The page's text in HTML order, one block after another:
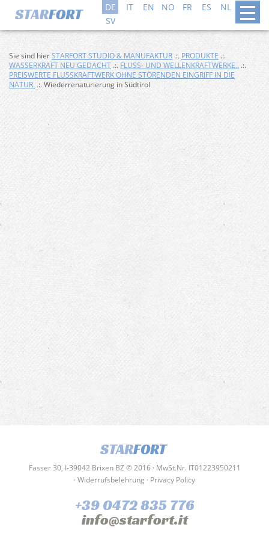
DE IT EN NO FR ES NL
DA
SV
Sie sind hierSTARFORT STUDIO & MANUFAKTUR .:. PRODUKTE .:.
WASSERKRAFT NEU GEDACHT .:. FLUSS- UND WELLENKRAFTWERKE.. .:.
PREISWERTE FLUSSKRAFTWERK OHNE STÖRENDEN EINGRIFF IN DIE
NATUR. .:. Wiederrenaturierung in Südtirol
STARFORT
Fasser 30, I-39042 Brixen BZ © 2016 · MwSt.Nr. IT01223950211
· Widerrufsbelehrung · Privacy Policy
+39 0472 835 776
info@starfort.it